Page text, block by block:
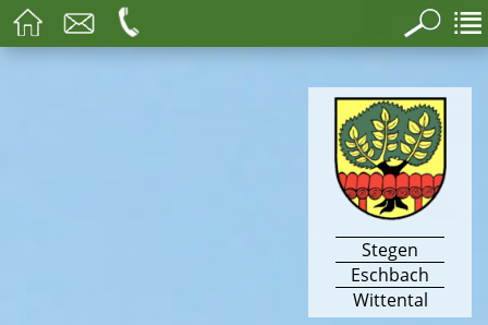
Stegen
Eschbach
Wittental